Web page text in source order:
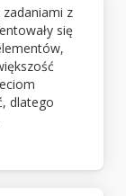
zadaniami z
się
dlatego